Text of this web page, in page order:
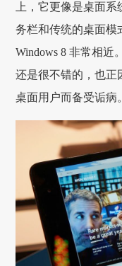
上，它更像是桌面
务栏和传统的桌面模
Windows 8 非常相近
还是很不错的，也正
桌面用户而备受诟病。